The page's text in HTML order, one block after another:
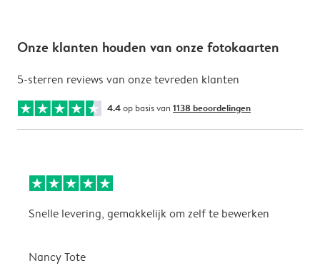
Onze klanten houden van onze fotokaarten
5-sterren reviews van onze tevreden klanten
4.4op basis van 1138 beoordelingen
Snelle levering, gemakkelijk om zelf te bewerken
Nancy Tote